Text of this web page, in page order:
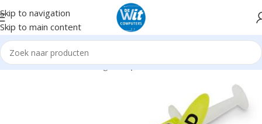
Skip to navigation
Skip to main content
Home Hardware Cooling Koelpasta